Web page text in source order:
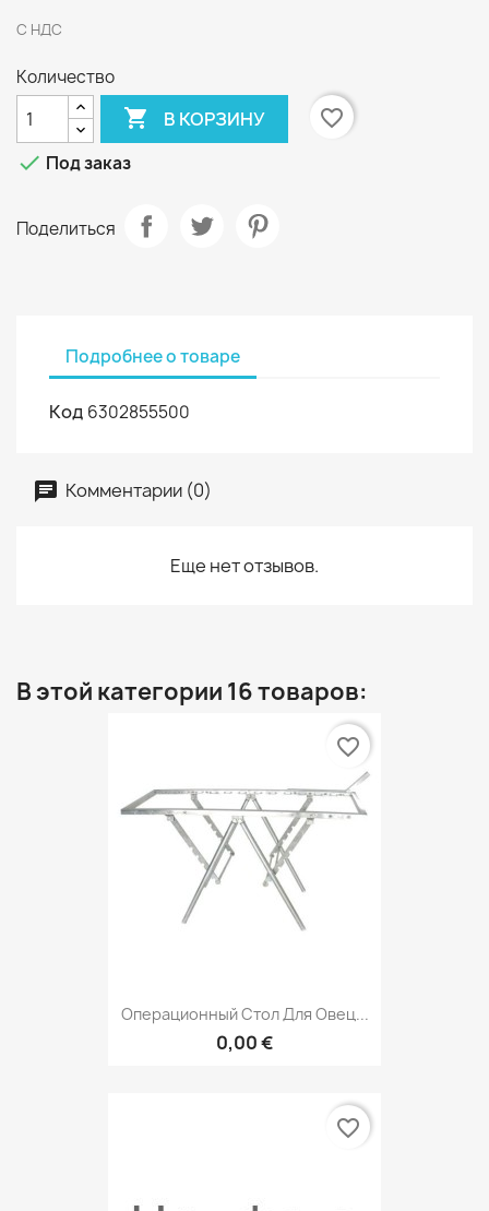
С НДС
Количество
 В КОРЗИНУ
favorite_border
 Под заказ
Поделиться
Подробнее о товаре
Код 6302855500
Комментарии (0)
Еще нет отзывов.
В этой категории 16 товаров:
Операционный Стол Для Овец...
0,00 €
favorite_border
favorite_border